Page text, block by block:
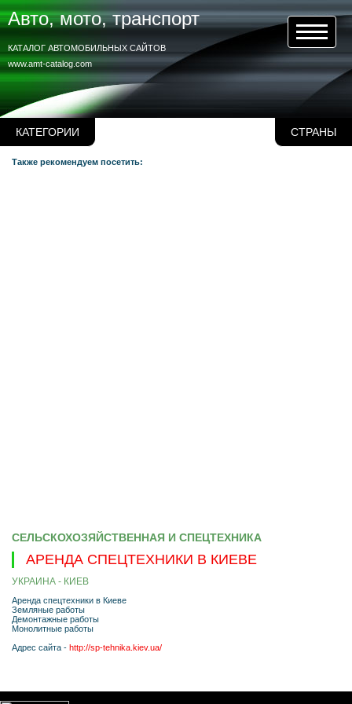
КАТЕГОРИИ СТРАНЫ
Авто, мото, транспорт
www.amt-catalog.com
КАТАЛОГ АВТОМОБИЛЬНЫХ САЙТОВ
Также рекомендуем посетить:
СЕЛЬСКОХОЗЯЙСТВЕННАЯ И СПЕЦТЕХНИКА
АРЕНДА СПЕЦТЕХНИКИ В КИЕВЕ
УКРАИНА - КИЕВ
Аренда спецтехники в Киеве
Земляные работы
Демонтажные работы
Монолитные работы
Адрес сайта - http://sp-tehnika.kiev.ua/